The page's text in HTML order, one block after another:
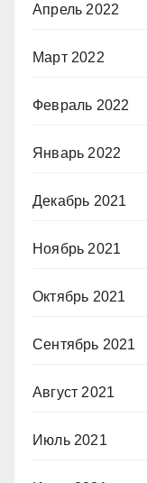
Апрель 2022
Март 2022
Февраль 2022
Январь 2022
Декабрь 2021
Ноябрь 2021
Октябрь 2021
Сентябрь 2021
Август 2021
Июль 2021